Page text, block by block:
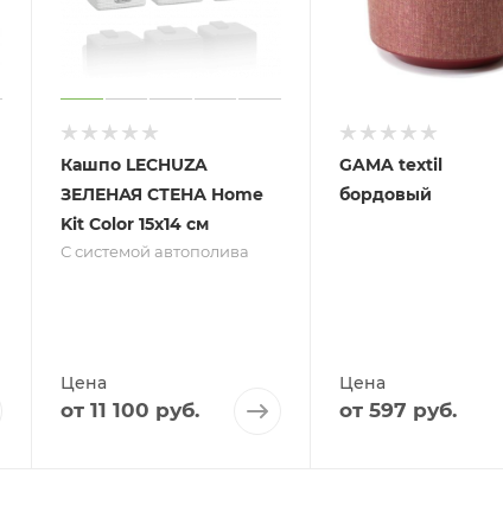
Кашпо LECHUZA
ЗЕЛЕНАЯ СТЕНА Home
Kit Color 15х14 см
С системой автополива
Цена
от 11 100 руб.
GAMA textil
бордовый
Цена
от 597 руб.